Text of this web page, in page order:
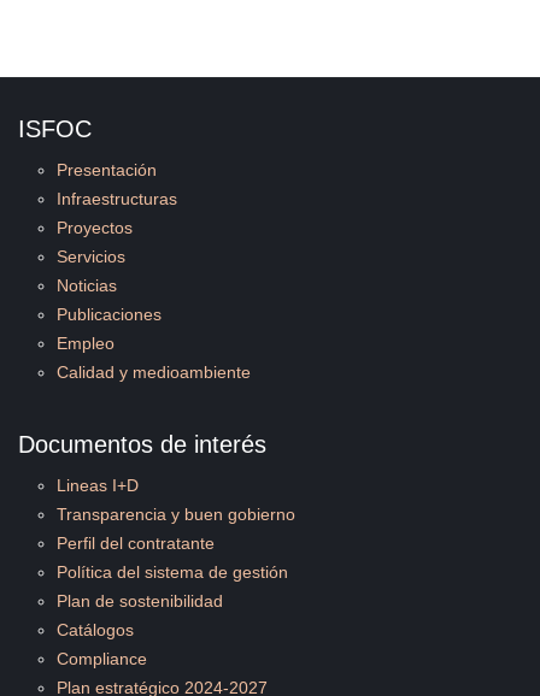
ISFOC
Presentación
Infraestructuras
Proyectos
Servicios
Noticias
Publicaciones
Empleo
Calidad y medioambiente
Documentos de interés
Lineas I+D
Transparencia y buen gobierno
Perfil del contratante
Política del sistema de gestión
Plan de sostenibilidad
Catálogos
Compliance
Plan estratégico 2024-2027